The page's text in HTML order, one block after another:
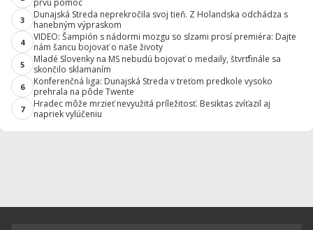
prvú pomoc
3
Dunajská Streda neprekročila svoj tieň. Z Holandska odchádza s
hanebným výpraskom
4
VIDEO: Šampión s nádormi mozgu so slzami prosí premiéra: Dajte
nám šancu bojovať o naše životy
5
Mladé Slovenky na MS nebudú bojovať o medaily, štvrťfinále sa
skončilo sklamaním
6
Konferenčná liga: Dunajská Streda v treťom predkole vysoko
prehrala na pôde Twente
7
Hradec môže mrzieť nevyužitá príležitosť. Besiktas zvíťazil aj
napriek vylúčeniu